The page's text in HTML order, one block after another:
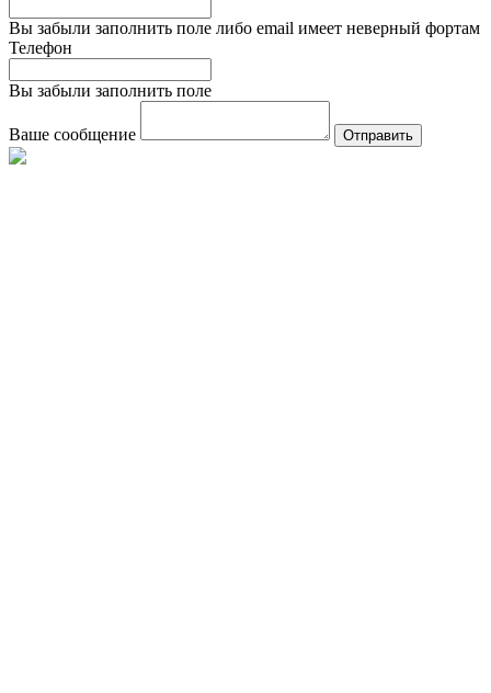
Вы забыли заполнить поле либо email имеет неверный фортам
Телефон
Вы забыли заполнить поле
Ваше сообщение Отправить